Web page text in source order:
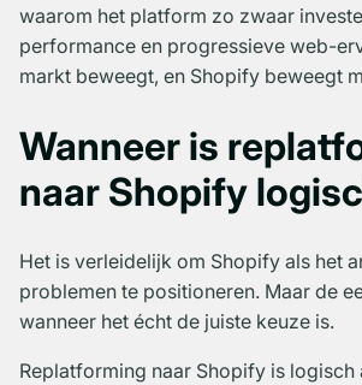
waarom het platform zo zwaar
performance en progressieve web-
markt beweegt, en Shopify beweegt
Wanneer is
naar Shopify
Het is verleidelijk om Shopify als het
problemen te positioneren. Maar de
wanneer het écht de juiste keuze is.
Replatforming naar Shopify is logisch